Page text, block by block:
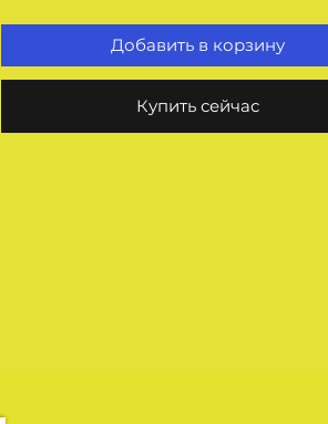
Добавить в корзину
Купить сейчас